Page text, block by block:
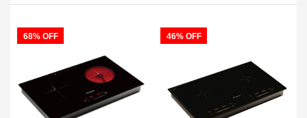
68% OFF 46% OFF